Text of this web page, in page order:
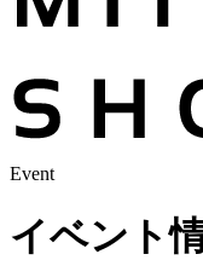
Event
イベント